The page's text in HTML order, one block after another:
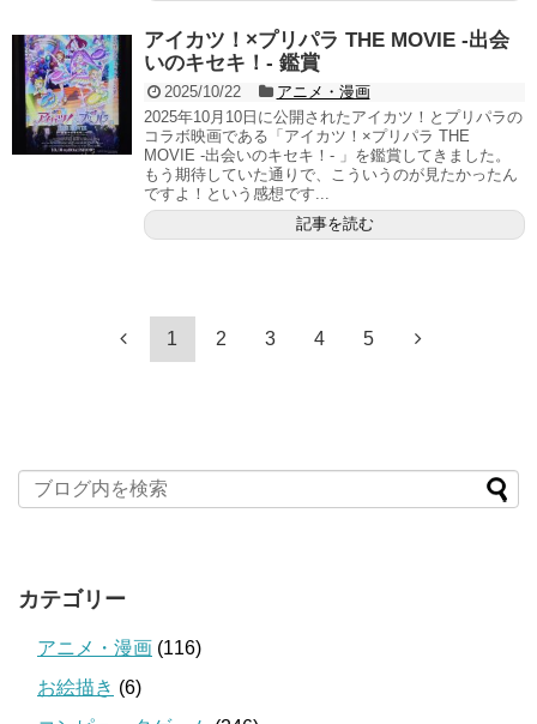
アイカツ！×プリパラ THE MOVIE -出会
いのキセキ！- 鑑賞
2025/10/22
アニメ・漫画
2025年10月10日に公開されたアイカツ！とプリパラの
コラボ映画である「アイカツ！×プリパラ THE
MOVIE -出会いのキセキ！- 」を鑑賞してきました。
もう期待していた通りで、こういうのが見たかったん
ですよ！という感想です...
記事を読む
1 2 3 4 5
カテゴリー
アニメ・漫画 (116)
お絵描き (6)